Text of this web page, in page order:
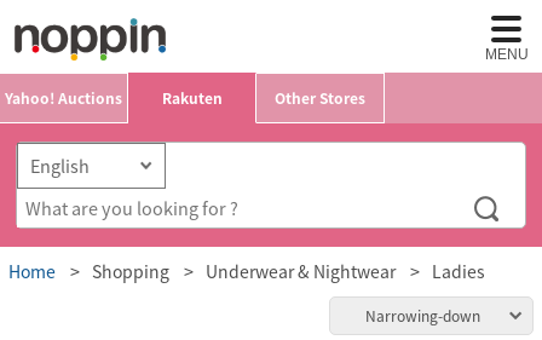
MENU
Yahoo! Auctions Rakuten Other Stores
Home Shopping Underwear & Nightwear Ladies
Narrowing-down